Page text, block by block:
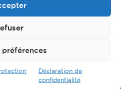
préférences
Déclaration de
confidentialité
sur nos réseaux